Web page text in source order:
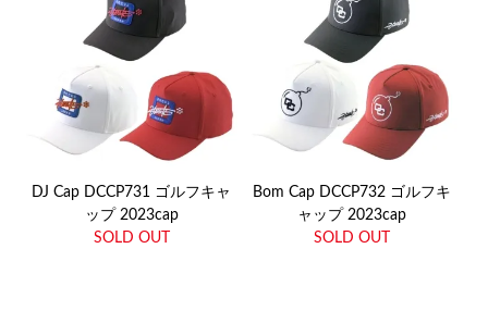
DJ Cap DCCP731 ゴルフキャ
ップ 2023cap
SOLD OUT
Bom Cap DCCP732 ゴルフキ
ャップ 2023cap
SOLD OUT